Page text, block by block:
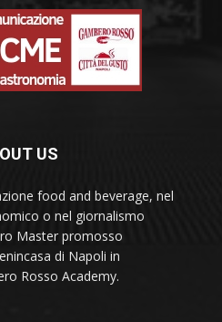
US
food and beverage, nel
o nel giornalismo
Master promosso
di Napoli in
Rosso Academy.